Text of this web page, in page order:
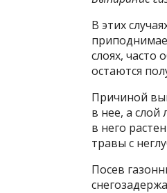
В этих
слоях, часто
остаются
Причиной
в нее, а слой
в него
травы с
Посев